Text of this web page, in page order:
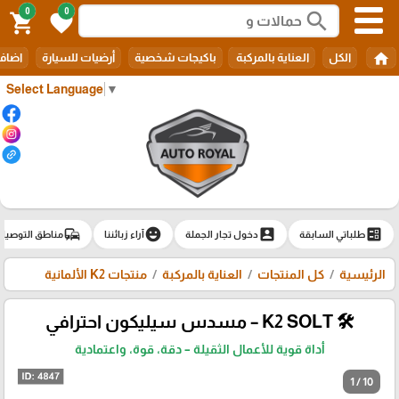
Select Language ▼
search
0
favorite
0
shopping_cart
home الكل العناية بالمركبة باكيجات شخصية أرضيات للسيارة
ballotطلباتي السابقة account_boxدخول تجار الجملة emoji_emotionsآراء زبائننا commuteمناطق
الرئيسية كل المنتجات العناية بالمركبة منتجات K2 الألمانية
🛠️ K2 SOLT – مسدس سيليكون احترافي
أداة قوية للأعمال الثقيلة – دقة، قوة، واعتمادية
1 / 10